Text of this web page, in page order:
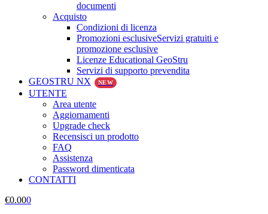
documenti
Acquisto
Condizioni di licenza
Promozioni esclusiveServizi gratuiti e
promozione esclusive
Licenze Educational GeoStru
Servizi di supporto prevendita
GEOSTRU NX
NEW
UTENTE
Area utente
Aggiornamenti
Upgrade check
Recensisci un prodotto
FAQ
Assistenza
Password dimenticata
CONTATTI
€0.000